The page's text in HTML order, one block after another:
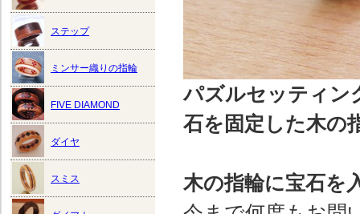
パズルセッティン
石を固定した木の
木の指輪に宝石を
ステップ
ミンサー織りの指輪
FIVE DIAMOND
ダイヤ
スミス